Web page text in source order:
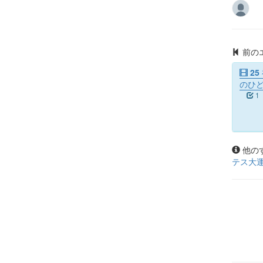
前の
25
のひ
1
他の
テス大